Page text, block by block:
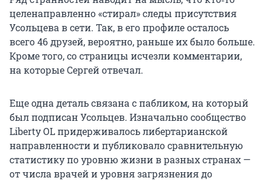
целенаправленно «стирал» следы присутствия
Усольцева в сети. Так, в его профиле осталось
всего 46 друзей, вероятно, раньше их было больше.
Кроме того, со страницы исчезли комментарии,
на которые Сергей отвечал.
Еще одна деталь связана с пабликом, на который
был подписан Усольцев. Изначально сообщество
Liberty OL придерживалось либертарианской
направленности и публиковало сравнительную
статистику по уровню жизни в разных странах —
от числа врачей и уровня загрязнения до